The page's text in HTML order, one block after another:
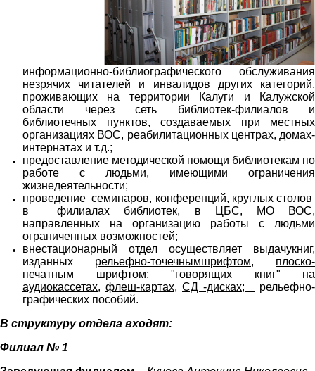
информационно-библиографического обслуживания
незрячих читателей и инвалидов других категорий,
проживающих на территории Калуги и Калужской
области через сеть библиотек-филиалов и
библиотечных пунктов, создаваемых при местных
организациях ВОС, реабилитационных центрах, домах-
интернатах и т.д.;
предоставление методической помощи библиотекам по
работе с людьми, имеющими ограничения
жизнедеятельности;
проведение семинаров, конференций, круглых столов
в филиалах библиотек, в ЦБС, МО ВОС,
направленных на организацию работы с людьми
ограниченных возможностей;
внестационарный отдел осуществляет выдачукниг,
изданных рельефно-точечнымшрифтом,
плоско-
печатным шрифтом; "говорящих книг" на
аудиокассетах, флеш-картах, СД -дисках;
рельефно-
графических пособий.
В структуру отдела входят:
Филиал № 1